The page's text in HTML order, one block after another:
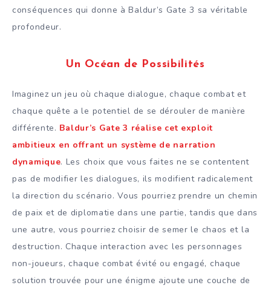
conséquences qui donne à Baldur’s Gate 3 sa véritable
profondeur.
Un Océan de Possibilités
Imaginez un jeu où chaque dialogue, chaque combat et
chaque quête a le potentiel de se dérouler de manière
différente. Baldur’s Gate 3 réalise cet exploit
ambitieux en offrant un système de narration
dynamique. Les choix que vous faites ne se contentent
pas de modifier les dialogues, ils modifient radicalement
la direction du scénario. Vous pourriez prendre un chemin
de paix et de diplomatie dans une partie, tandis que dans
une autre, vous pourriez choisir de semer le chaos et la
destruction. Chaque interaction avec les personnages
non-joueurs, chaque combat évité ou engagé, chaque
solution trouvée pour une énigme ajoute une couche de